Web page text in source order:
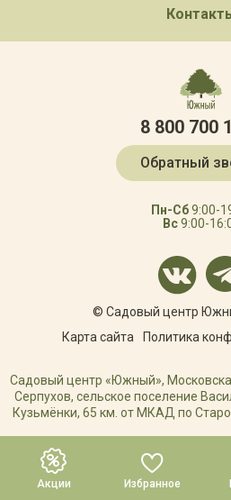
Акции Избранное
8 800 700
Обратный
Пн-Сб9:00-
Вс9:00-
© Садовый центр
Карта сайта
Политика
Садовый центр «Южный»,
Серпухов, сельское поселение
Кузьмёнки, 65 км. от МКАД по
РАЗРАБОТКА